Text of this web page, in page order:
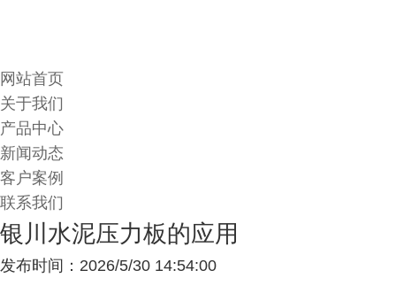
网站首页
关于我们
产品中心
新闻动态
客户案例
联系我们
银川水泥压力板的应用
发布时间：2026/5/30 14:54:00